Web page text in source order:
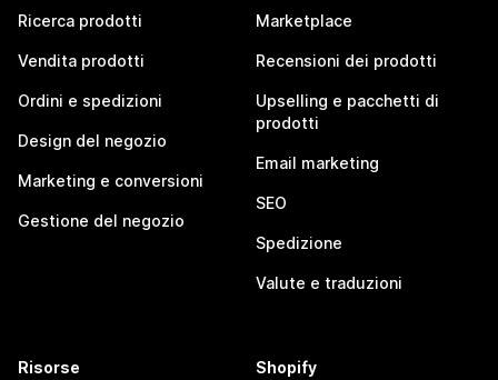
Ricerca prodotti
Vendita prodotti
Ordini e spedizioni
Design del negozio
Marketing e conversioni
Gestione del negozio
Marketplace
Recensioni dei prodotti
Upselling e pacchetti di
prodotti
Email marketing
SEO
Spedizione
Valute e traduzioni
Risorse Shopify